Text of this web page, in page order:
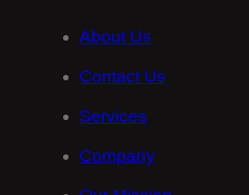
About Us
Contact Us
Services
Company